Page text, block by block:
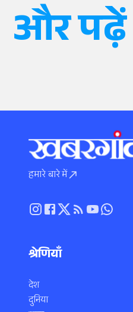
और पढ़ें
हमारे बारे में
श्रेणियाँ
देश
दुनिया